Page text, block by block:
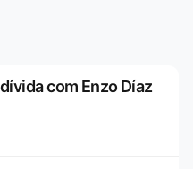
com Enzo Díaz